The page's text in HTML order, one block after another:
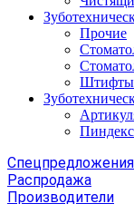
Прочие
Штифты
Спецпредложения
Распродажа
Производители